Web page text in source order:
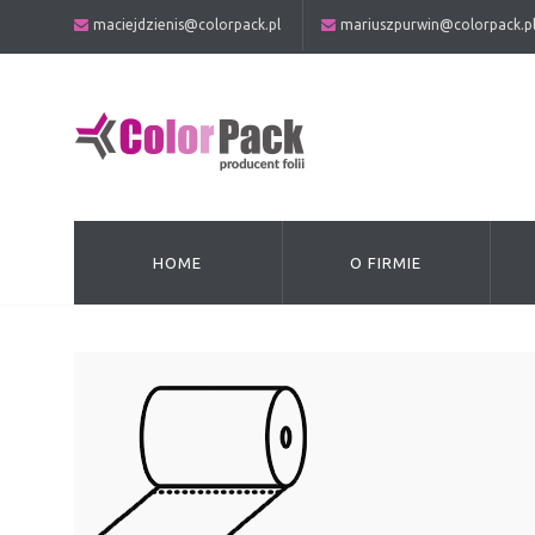
maciejdzienis@colorpack.pl mariuszpurwin@colorpack.pl
HOME O FIRMIE